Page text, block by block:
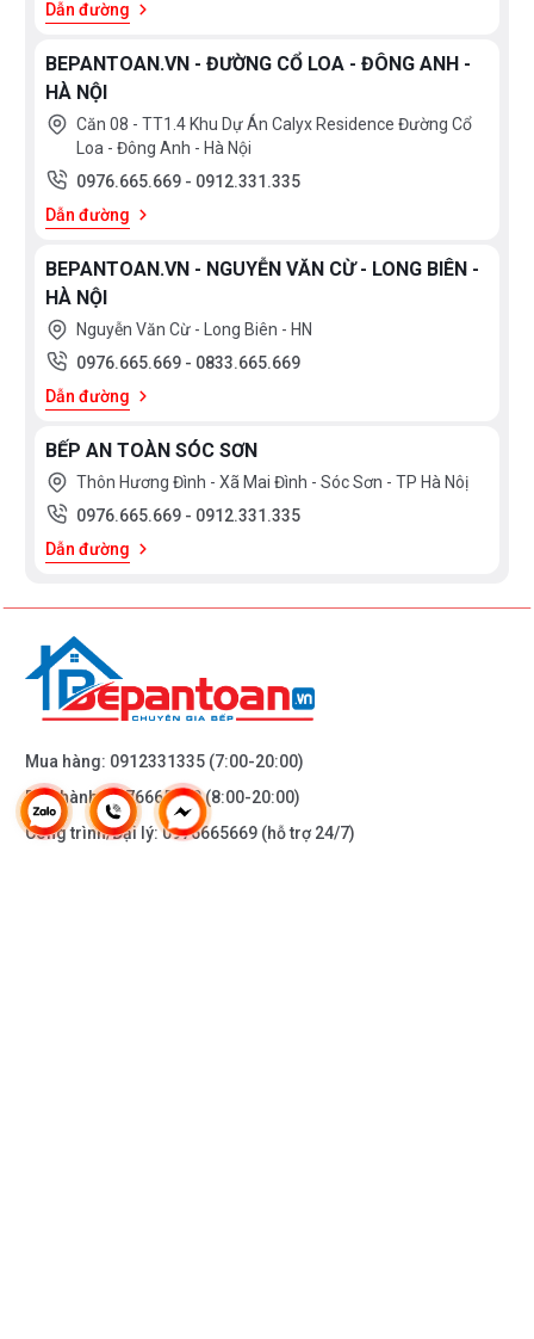
Dẫn đường
BEPANTOAN.VN - ĐƯỜNG CỔ LOA - ĐÔNG ANH -
HÀ NỘI
Căn 08 - TT1.4 Khu Dự Án Calyx Residence Đường Cổ
Loa - Đông Anh - Hà Nội
0976.665.669 - 0912.331.335
Dẫn đường
BEPANTOAN.VN - NGUYỄN VĂN CỪ - LONG BIÊN -
HÀ NỘI
Nguyễn Văn Cừ - Long Biên - HN
0976.665.669 - 0833.665.669
Dẫn đường
BẾP AN TOÀN SÓC SƠN
Thôn Hương Đình - Xã Mai Đình - Sóc Sơn - TP Hà Nôị
0976.665.669 - 0912.331.335
Dẫn đường
Mua hàng: 0912331335 (7:00-20:00)
Bảo hành:0976665669(8:00-20:00)
Công trình/Đại lý:0976665669 (hỗ trợ 24/7)